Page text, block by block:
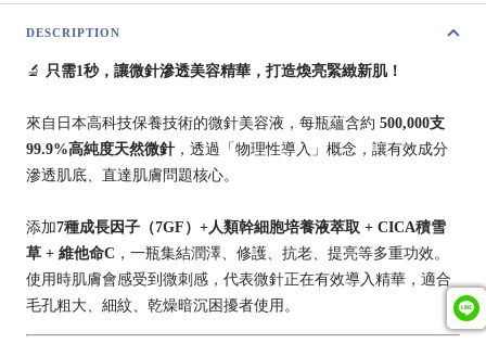
DESCRIPTION
🔬 只需1秒，讓微針滲透美容精華，打造煥亮緊緻新肌！
來自日本高科技保養技術的微針美容液，每瓶蘊含約 500,000支
99.9%高純度天然微針，透過「物理性導入」概念，讓有效成分
滲透肌底、直達肌膚問題核心。
添加7種成長因子（7GF）+人類幹細胞培養液萃取 + CICA積雪
草 + 維他命C ，一瓶集結潤澤、修護、抗老、提亮等多重功效。
使用時肌膚會感受到微刺感，代表微針正在有效導入精華，適合
毛孔粗大、細紋、乾燥暗沉困擾者使用。